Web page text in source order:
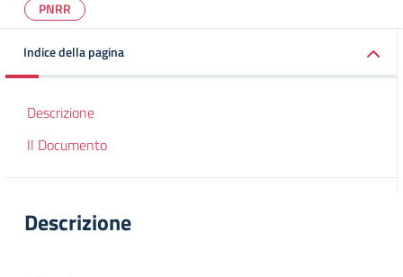
PNRR
Indice della pagina
Descrizione
Il Documento
Descrizione